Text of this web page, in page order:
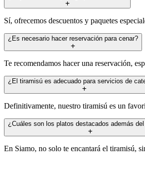
Sí, ofrecemos descuentos y paquetes
¿Es necesario hacer reservación para cenar?
Te recomendamos hacer una reservación,
¿El tiramisú es adecuado para servicios de
Definitivamente, nuestro tiramisú es un
¿Cuáles son los platos destacados además
En Siamo, no solo te encantará el tiramisú,